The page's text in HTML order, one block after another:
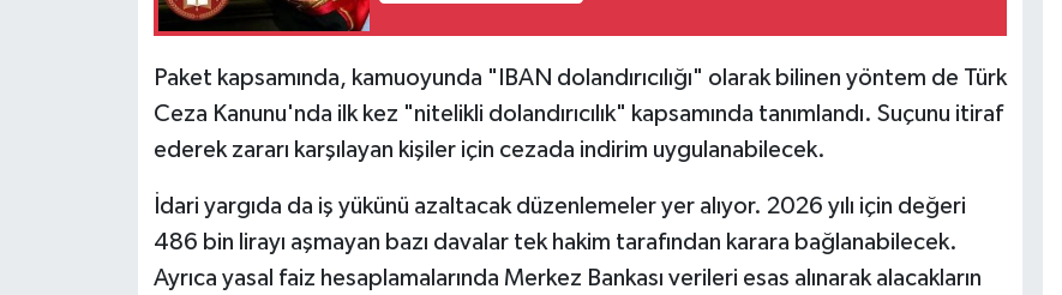
Paket kapsamında, kamuoyunda "IBAN dolandırıcılığı" olarak bilinen yöntem de Türk
Ceza Kanunu'nda ilk kez "nitelikli dolandırıcılık" kapsamında tanımlandı. Suçunu itiraf
ederek zararı karşılayan kişiler için cezada indirim uygulanabilecek.
İdari yargıda da iş yükünü azaltacak düzenlemeler yer alıyor. 2026 yılı için değeri
486 bin lirayı aşmayan bazı davalar tek hakim tarafından karara bağlanabilecek.
Ayrıca yasal faiz hesaplamalarında Merkez Bankası verileri esas alınarak alacakların